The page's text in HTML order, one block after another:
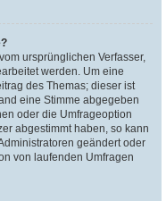
ursprünglichen Verfasser,
werden. Um eine
des Themas; dieser ist
eine Stimme abgegeben
oder die Umfrageoption
abgestimmt haben, so kann
geändert oder
von laufenden Umfragen